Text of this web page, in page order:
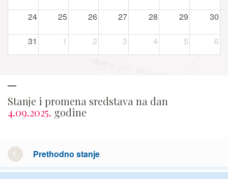
24 25 26 27 28 29 30
31 1 2 3 4 5 6
Stanje i promena sredstava na dan
4.09.2025. godine
1. Prethodno stanje